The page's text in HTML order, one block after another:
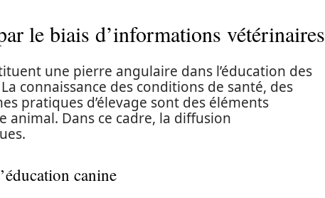
le biais d’informations vétérinaires
une pierre angulaire dans l’éducation des
connaissance des conditions de santé, des
pratiques d’élevage sont des éléments
Dans ce cadre, la diffusion
canine